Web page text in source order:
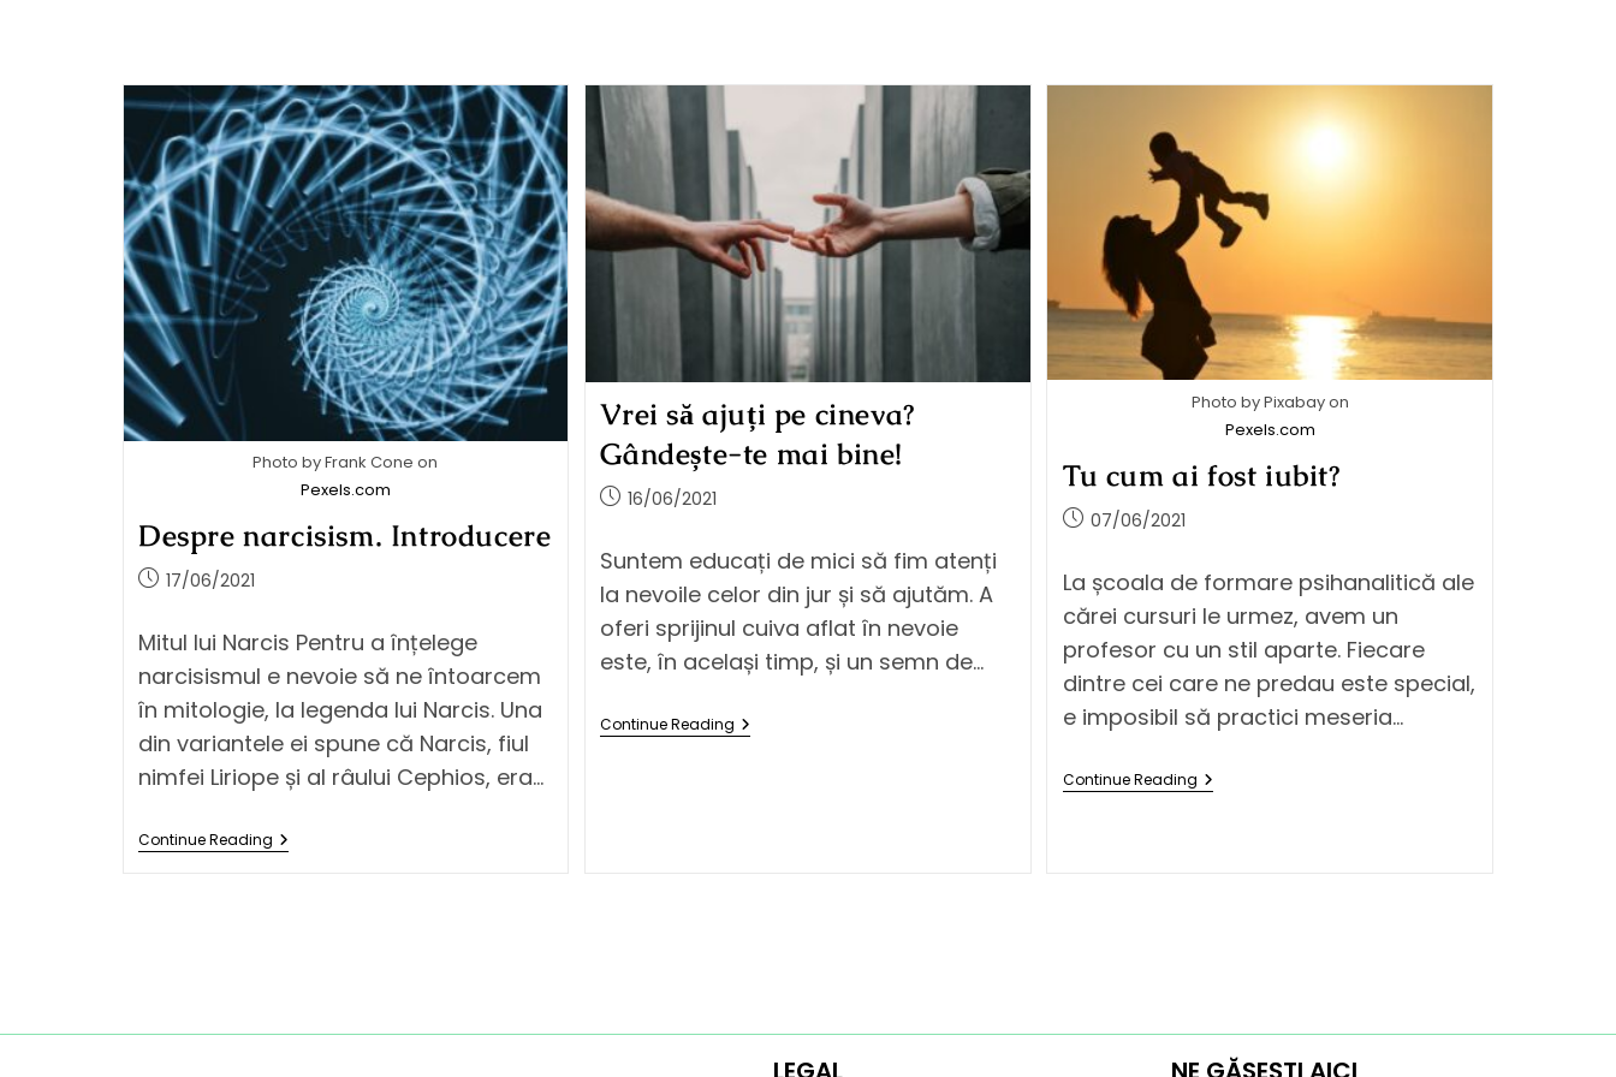
Photo by Frank Cone on
Pexels.com
Despre narcisism. Introducere
17/06/2021
Mitul lui Narcis Pentru a înțelege
narcisismul e nevoie să ne întoarcem
în mitologie, la legenda lui Narcis. Una
din variantele ei spune că Narcis, fiul
nimfei Liriope și al râului Cephios, era…
Continue Reading
Vrei să ajuți pe cineva?
Gândește-te mai bine!
16/06/2021
Suntem educați de mici să fim atenți
la nevoile celor din jur și să ajutăm. A
oferi sprijinul cuiva aflat în nevoie
este, în același timp, și un semn de…
Continue Reading
Photo by Pixabay on
Pexels.com
Tu cum ai fost iubit?
07/06/2021
La școala de formare psihanalitică ale
cărei cursuri le urmez, avem un
profesor cu un stil aparte. Fiecare
dintre cei care ne predau este special,
e imposibil să practici meseria…
Continue Reading